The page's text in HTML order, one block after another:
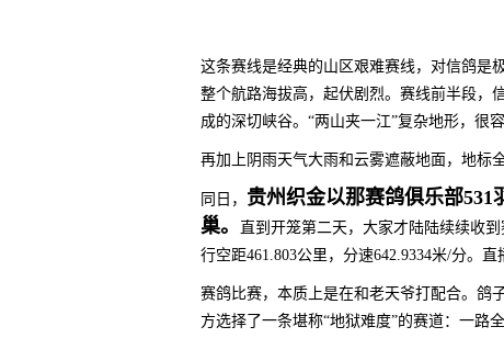
这条赛线是经典的​​山区艰难赛线​​，对信鸽是
整个航路海拔高，起伏剧烈。赛线前半段，
成的深切峡谷​​。​​“两山夹一江”复杂地形，很
再加上阴雨天气大雨和云雾遮蔽地面，地标
同日， 贵州织金以那赛鸽俱乐部531
巢。
直到开笼第二天，大家才陆陆续续收
行空距461.803公里，分速642.9334米/分。直
赛鸽比赛，本质上是在和老天爷打配合。鸽
方选择了一条​​堪称“地狱难度”的赛道​​：一路